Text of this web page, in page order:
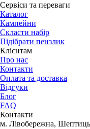
Сервіси та переваги
Каталог
Кампейни
Скласти набір
Підібрати пензлик
Клієнтам
Про нас
Контакти
Оплата та доставка
Відгуки
Блог
FAQ
Контакти
м. Лівобережна,